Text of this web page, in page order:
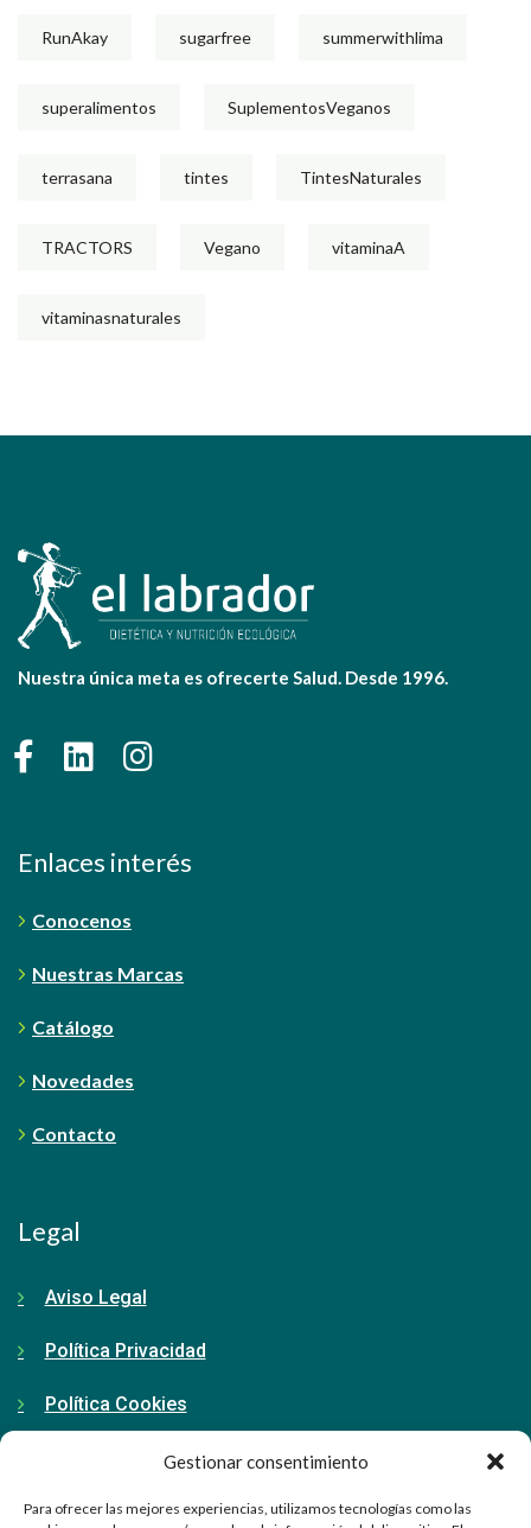
Gestionar consentimiento
Para ofrecer las mejores experiencias, utilizamos tecnologías como las
RunAkay sugarfree summerwithlima
superalimentos SuplementosVeganos
terrasana tintes TintesNaturales
TRACTORS Vegano vitaminaA
vitaminasnaturales
Nuestra única meta es ofrecerte Salud. Desde 1996.
Enlaces interés
Conocenos
Nuestras Marcas
Catálogo
Novedades
Contacto
Legal
Aviso Legal
Política Privacidad
Política Cookies
Contacto